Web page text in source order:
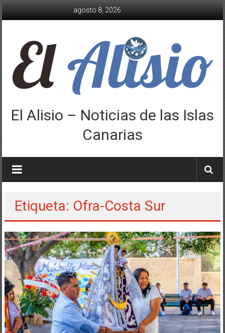
agosto 8, 2026
El Alisio – Noticias de las Islas
Canarias
Etiqueta: Ofra-Costa Sur